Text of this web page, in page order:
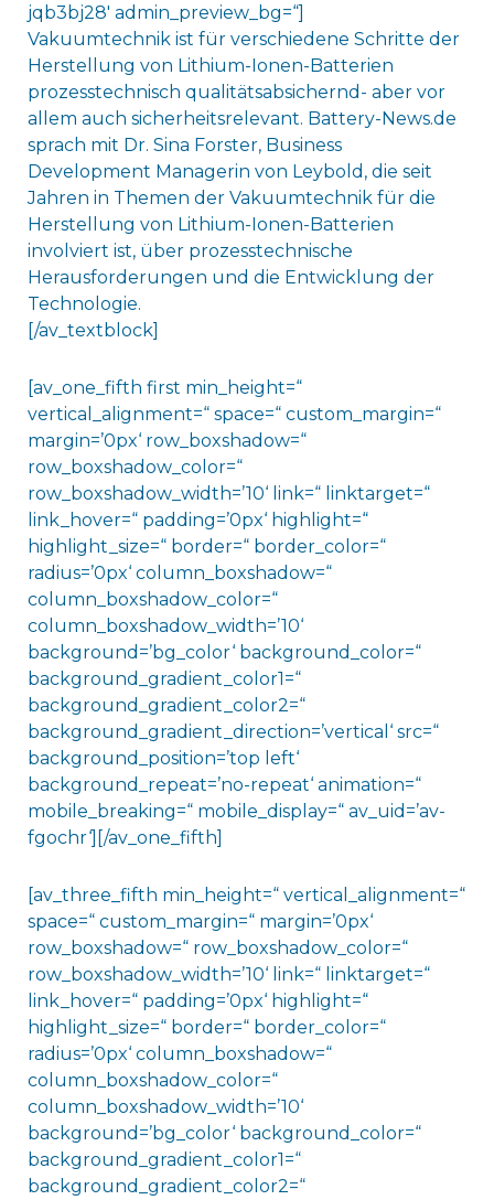
jqb3bj28′ admin_preview_bg=“]
Vakuumtechnik ist für verschiedene Schritte der
Herstellung von Lithium-Ionen-Batterien
prozesstechnisch qualitätsabsichernd- aber vor
allem auch sicherheitsrelevant. Battery-News.de
sprach mit Dr. Sina Forster, Business
Development Managerin von Leybold, die seit
Jahren in Themen der Vakuumtechnik für die
Herstellung von Lithium-Ionen-Batterien
involviert ist, über prozesstechnische
Herausforderungen und die Entwicklung der
Technologie.
[/av_textblock]
[av_one_fifth first min_height=“
vertical_alignment=“ space=“ custom_margin=“
margin=’0px‘ row_boxshadow=“
row_boxshadow_color=“
row_boxshadow_width=’10‘ link=“ linktarget=“
link_hover=“ padding=’0px‘ highlight=“
highlight_size=“ border=“ border_color=“
radius=’0px‘ column_boxshadow=“
column_boxshadow_color=“
column_boxshadow_width=’10‘
background=’bg_color‘ background_color=“
background_gradient_color1=“
background_gradient_color2=“
background_gradient_direction=’vertical‘ src=“
background_position=’top left‘
background_repeat=’no-repeat‘ animation=“
mobile_breaking=“ mobile_display=“ av_uid=’av-
fgochr‘][/av_one_fifth]
[av_three_fifth min_height=“ vertical_alignment=“
space=“ custom_margin=“ margin=’0px‘
row_boxshadow=“ row_boxshadow_color=“
row_boxshadow_width=’10‘ link=“ linktarget=“
link_hover=“ padding=’0px‘ highlight=“
highlight_size=“ border=“ border_color=“
radius=’0px‘ column_boxshadow=“
column_boxshadow_color=“
column_boxshadow_width=’10‘
background=’bg_color‘ background_color=“
background_gradient_color1=“
background_gradient_color2=“